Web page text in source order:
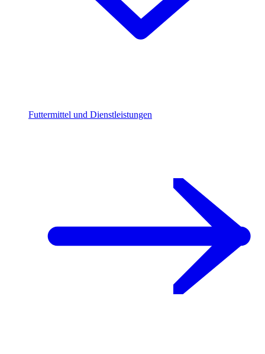
Futtermittel und Dienstleistungen